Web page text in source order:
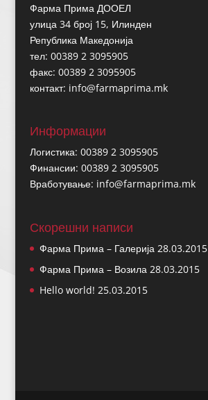
Фарма Прима ДООЕЛ
улица 34 број 15, Илинден
Република Македонија
тел: 00389 2 3095905
факс: 00389 2 3095905
контакт: info@farmaprima.mk
Информации
Логистика: 00389 2 3095905
Финансии: 00389 2 3095905
Вработување: info@farmaprima.mk
Скорешни написи
Фарма Прима – Галерија 28.03.2015
Фарма Прима – Возила 28.03.2015
Hello world! 25.03.2015